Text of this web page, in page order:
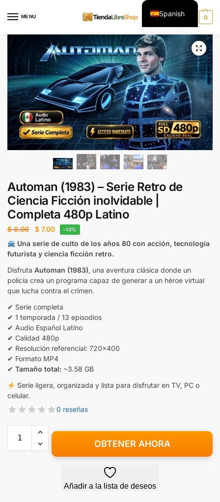
MENU 0
Automan (1983) – Serie Retro de
Ciencia Ficción inolvidable |
Completa 480p Latino
$8.00 $ 7.00 -13%
Una serie de culto de los años 80 con acción, tecnología
futurista y ciencia ficción retro.
Disfruta Automan (1983), una aventura clásica donde un
policía crea un programa capaz de generar a un héroe virtual
que lucha contra el crimen.
✔ Serie completa
✔ 1 temporada / 13 episodios
✔ Audio Español Latino
✔ Calidad 480p
✔ Resolución referencial: 720×400
✔ Formato MP4
✔ Tamaño total: ~3.58 GB
Serie ligera, organizada y lista para disfrutar en TV, PC o
celular.
0 reseñas
OBTENER AHORA
Añadir a la lista de deseos
Spanish
English